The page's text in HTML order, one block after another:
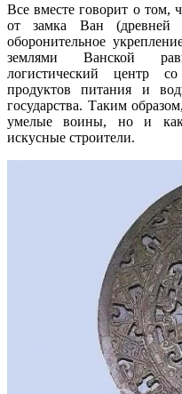
Все вместе говорит о том,
от замка Ван (древней
оборонительное
землями Ванской
логистический центр
продуктов питания и
государства. Таким
умелые воины, но и как
искусные строители.